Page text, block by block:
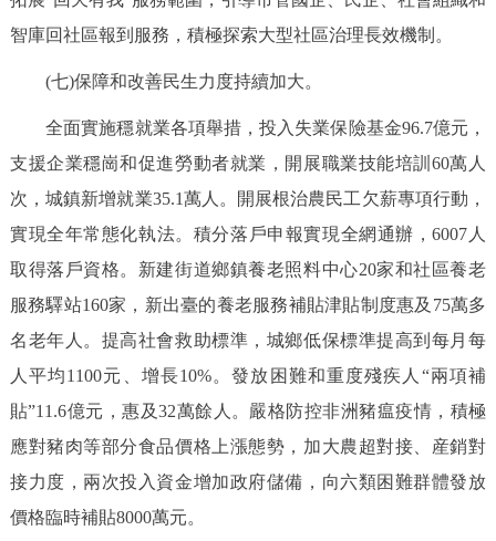
智庫回社區報到服務，積極探索大型社區治理長效機制。
(七)保障和改善民生力度持續加大。
全面實施穩就業各項舉措，投入失業保險基金96.7億元，
支援企業穩崗和促進勞動者就業，開展職業技能培訓60萬人
次，城鎮新增就業35.1萬人。開展根治農民工欠薪專項行動，
實現全年常態化執法。積分落戶申報實現全網通辦，6007人
取得落戶資格。新建街道鄉鎮養老照料中心20家和社區養老
服務驛站160家，新出臺的養老服務補貼津貼制度惠及75萬多
名老年人。提高社會救助標準，城鄉低保標準提高到每月每
人平均1100元、增長10%。發放困難和重度殘疾人“兩項補
貼”11.6億元，惠及32萬餘人。嚴格防控非洲豬瘟疫情，積極
應對豬肉等部分食品價格上漲態勢，加大農超對接、産銷對
接力度，兩次投入資金增加政府儲備，向六類困難群體發放
價格臨時補貼8000萬元。